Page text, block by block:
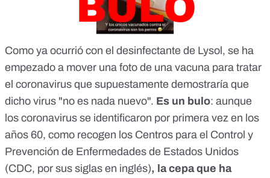
Como ya ocurrió con el desinfectante de Lysol, se ha
empezado a mover una foto de una vacuna para tratar
el coronavirus que supuestamente demostraría que
dicho virus "no es nada nuevo". Es un bulo: aunque
los coronavirus se identificaron por primera vez en los
años 60, como recogen los Centros para el Control y
Prevención de Enfermedades de Estados Unidos
(CDC, por sus siglas en inglés), la cepa que ha